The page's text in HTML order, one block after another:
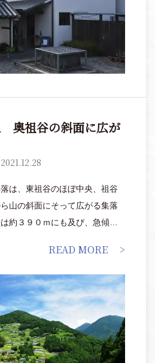
奥祖谷の斜面に広が
2021.12.28
は、東祖谷のほぼ中央、祖谷
山の斜面にそって広がる集落
約３９０ｍにも及び、急傾斜
READ MORE